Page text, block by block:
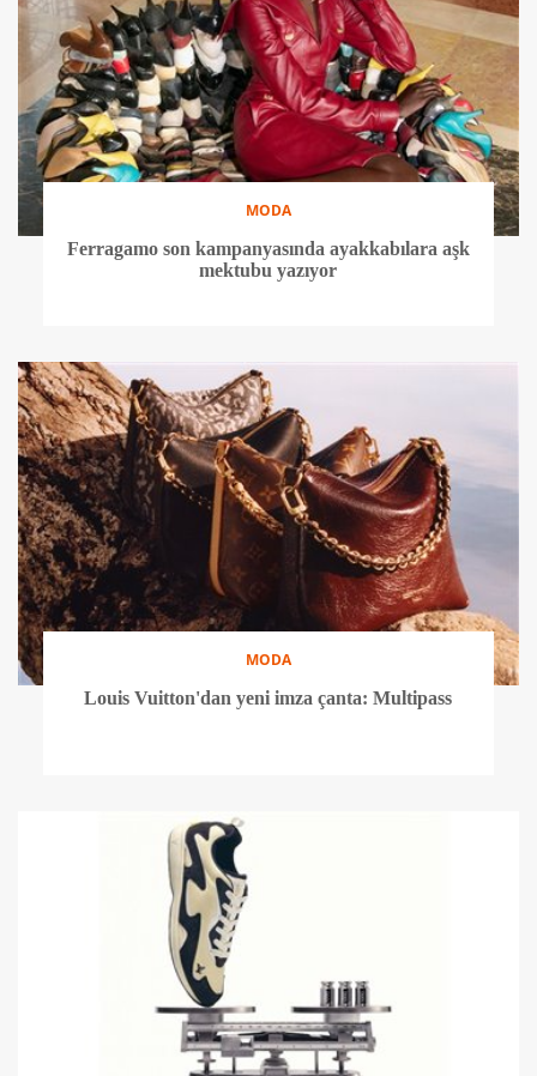
MODA
Ferragamo son kampanyasında ayakkabılara aşk
mektubu yazıyor
MODA
Louis Vuitton'dan yeni imza çanta: Multipass